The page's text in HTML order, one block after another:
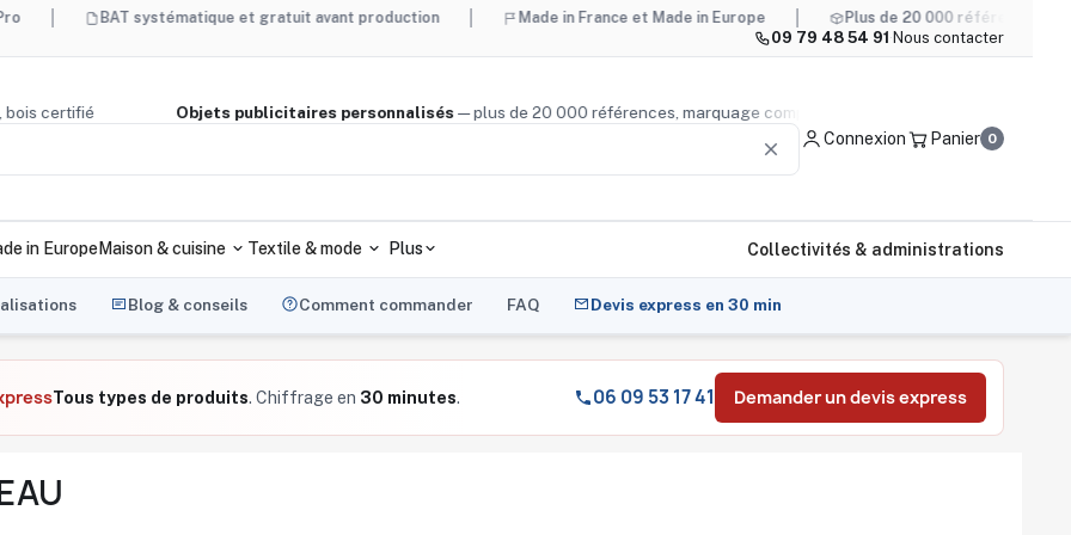
BAT systématique et gratuit avant production Made in France et Made in Europe
Plus de 20 000 références, marquage
09 79 48 54 91 · Nous contacter
liège, bois certifié Objets publicitaires personnalisés — plus de 20 000 références, marquage compris
clear Connexion Panier 0
in EuropeMaison & cuisine Textile & mode Plus Collectivités & administrations
Blog & conseils Comment commander FAQ Devis express en 30 min
Tous types de produits. Chiffrage en 30 minutes. 06 09 53 17 41 Demander un devis express